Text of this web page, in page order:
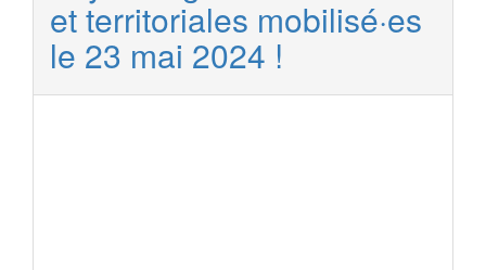
et territoriales mobilisé·es
le 23 mai 2024 !